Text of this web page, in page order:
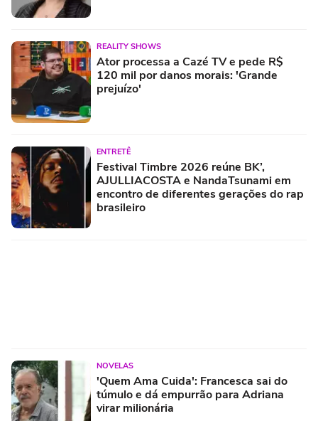
REALITY SHOWS
Ator processa a Cazé TV e pede R$
120 mil por danos morais: 'Grande
prejuízo'
ENTRETÊ
Festival Timbre 2026 reúne BK’,
AJULLIACOSTA e NandaTsunami em
encontro de diferentes gerações do rap
brasileiro
NOVELAS
'Quem Ama Cuida': Francesca sai do
túmulo e dá empurrão para Adriana
virar milionária